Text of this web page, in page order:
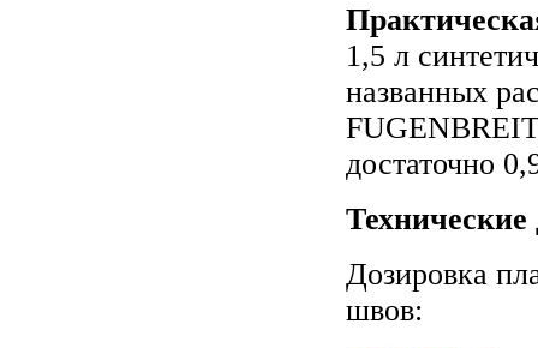
1,5 л
названных
достаточно
Дозировка
швов: